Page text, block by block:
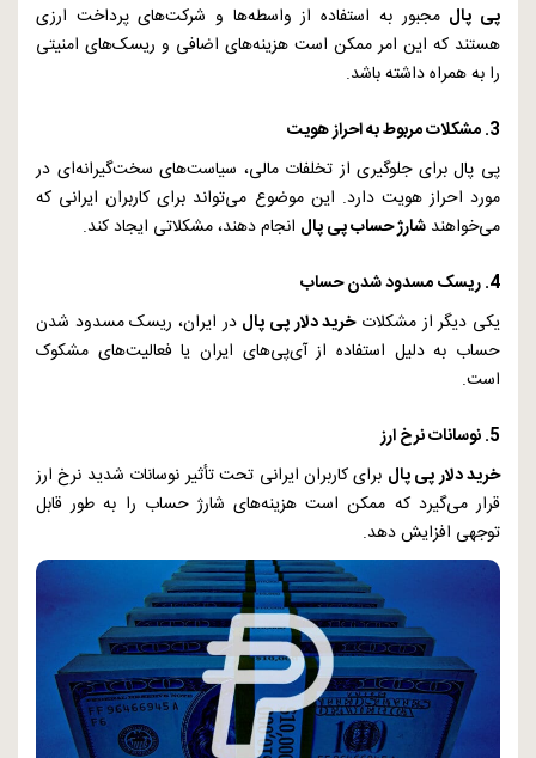
پی پال مجبور به استفاده از واسطه‌ها و شرکت‌های پرداخت ارزی
هستند که این امر ممکن است هزینه‌های اضافی و ریسک‌های امنیتی
را به همراه داشته باشد.
3. مشکلات مربوط به احراز هویت
پی پال برای جلوگیری از تخلفات مالی، سیاست‌های سخت‌گیرانه‌ای در
مورد احراز هویت دارد. این موضوع می‌تواند برای کاربران ایرانی که
می‌خواهند شارژ حساب پی پال انجام دهند، مشکلاتی ایجاد کند.
4. ریسک مسدود شدن حساب
یکی دیگر از مشکلاتخرید دلار پی پال در ایران، ریسک مسدود شدن
حساب به دلیل استفاده از آی‌پی‌های ایران یا فعالیت‌های مشکوک
است.
5. نوسانات نرخ ارز
خرید دلار پی پال برای کاربران ایرانی تحت تأثیر نوسانات شدید نرخ ارز
قرار می‌گیرد که ممکن است هزینه‌های شارژ حساب را به طور قابل
توجهی افزایش دهد.